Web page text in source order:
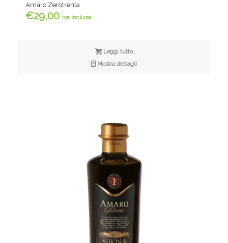
Amaro Zerotrenta
€29,00 iva inclusa
Leggi tutto
Mostra dettagli